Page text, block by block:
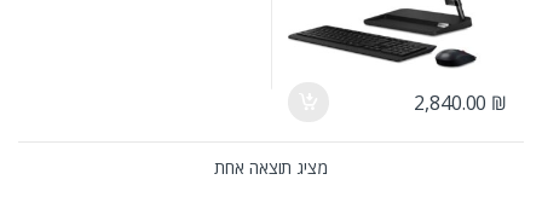
2,840.00 ₪
מציג תוצאה אחת